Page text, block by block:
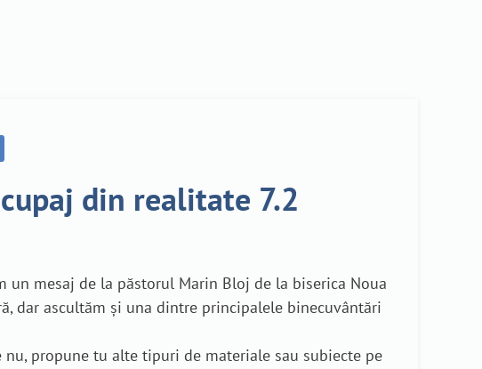
din realitate 7.2
un mesaj de la păstorul Marin Bloj de la biserica Noua
dar ascultăm și una dintre principalele binecuvântări
propune tu alte tipuri de materiale sau subiecte pe